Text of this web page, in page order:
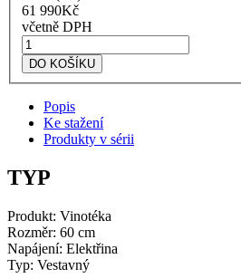
61 990Kč
včetně DPH
Lofra
Vinotéka
ZBRS24T
nerezová
množství
DO KOŠÍKU
Popis
Ke stažení
Produkty v sérii
TYP
Produkt: Vinotéka
Rozměr: 60 cm
Napájení: Elektřina
Typ: Vestavný